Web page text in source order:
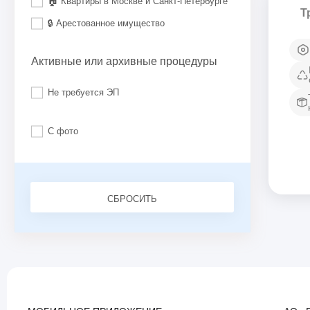
🔒 Арестованное имущество
Активные или архивные процедуры
Не требуется ЭП
С фото
СБРОСИТЬ